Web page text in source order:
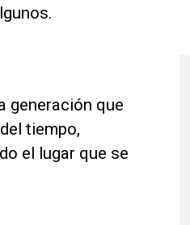
generación que
tiempo,
el lugar que se